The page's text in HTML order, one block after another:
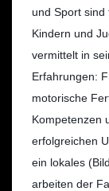
und Sport sind
Kindern und
vermittelt in
Erfahrungen:
motorische
Kompetenzen
erfolgreichen
ein lokales
arbeiten der